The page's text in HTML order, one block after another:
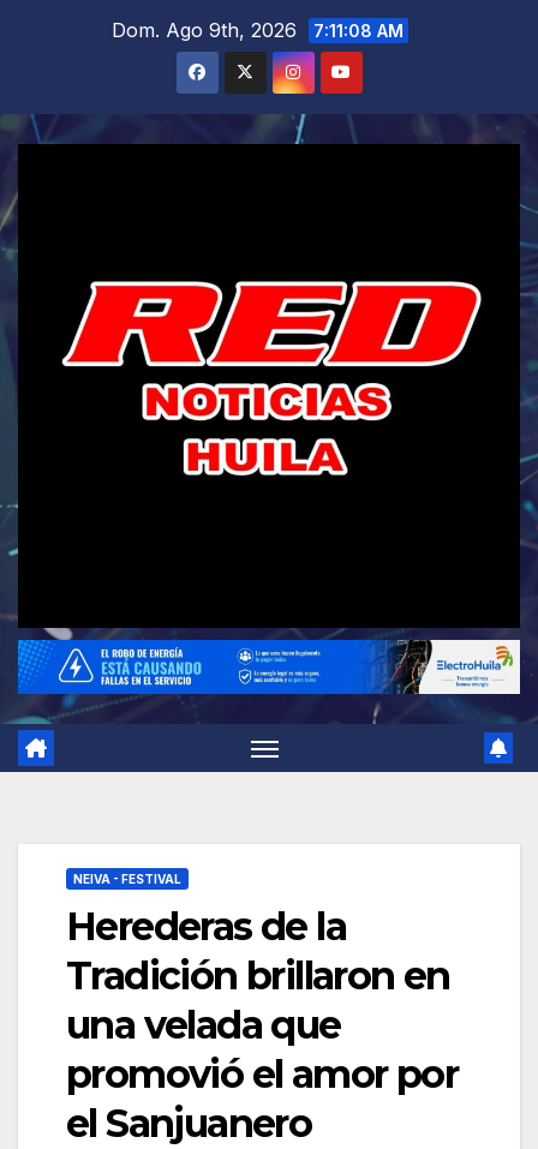
Dom. Ago 9th, 2026 7:11:09 AM
NEIVA - FESTIVAL
Herederas de la
Tradición brillaron en
una velada que
promovió el amor por
el Sanjuanero